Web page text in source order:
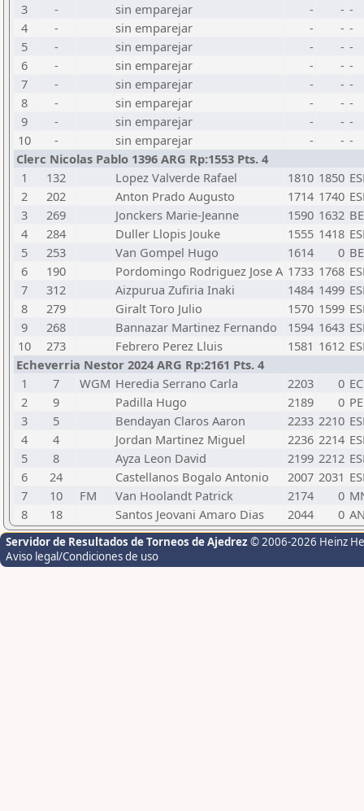
3
- sin emparejar - - -
4
- sin emparejar - - -
5
- sin emparejar - - -
6
- sin emparejar - - -
7
- sin emparejar - - -
8
- sin emparejar - - -
9
- sin emparejar - - -
10
- sin emparejar - - -
Clerc Nicolas Pablo 1396 ARG Rp:1553 Pts. 4
1
132 Lopez Valverde Rafael 1810 1850
2
202 Anton Prado Augusto 1714 1740
3
269 Jonckers Marie-Jeanne 1590 1632
4
284 Duller Llopis Jouke 1555 1418
5
253 Van Gompel Hugo 1614 0
6
190 Pordomingo Rodriguez Jose A 1733 1768
7
312 Aizpurua Zufiria Inaki 1484 1499
8
279 Giralt Toro Julio 1570 1599
9
268 Bannazar Martinez Fernando 1594 1643
10
273 Febrero Perez Lluis 1581 1612
Echeverria Nestor 2024 ARG Rp:2161 Pts. 4
1
7 WGM Heredia Serrano Carla 2203 0
2
9 Padilla Hugo 2189 0
3
5 Bendayan Claros Aaron 2233 2210
4
4 Jordan Martinez Miguel 2236 2214
5
8 Ayza Leon David 2199 2212
6
24 Castellanos Bogalo Antonio 2007 2031
7
10 FM Van Hoolandt Patrick 2174 0
8
18 Santos Jeovani Amaro Dias 2044 0
Servidor de Resultados de Torneos de Ajedrez © 2006-2026 Heinz
Aviso legal/Condiciones de uso